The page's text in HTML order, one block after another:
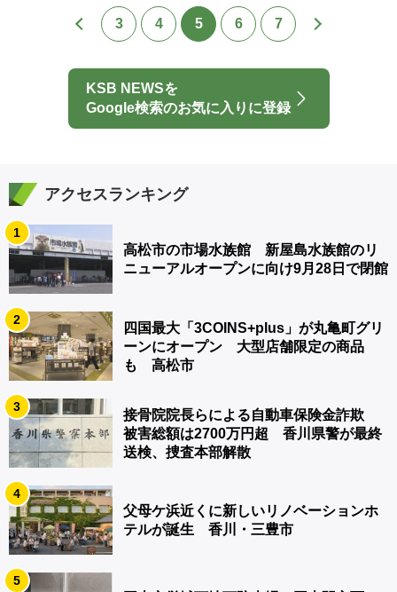
3 4 5 6 7
KSB NEWSを
Google検索のお気に入りに登録
アクセスランキング
1
高松市の市場水族館 新屋島水族館のリ
ニューアルオープンに向け9月28日で閉館
2
四国最大「3COINS+plus」が丸亀町グリ
ーンにオープン 大型店舗限定の商品
も 高松市
3
接骨院院長らによる自動車保険金詐欺
被害総額は2700万円超 香川県警が最終
送検、捜査本部解散
4
父母ケ浜近くに新しいリノベーションホ
テルが誕生 香川・三豊市
5